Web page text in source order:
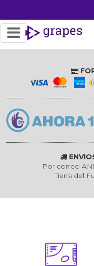
Por correo
Tierra del